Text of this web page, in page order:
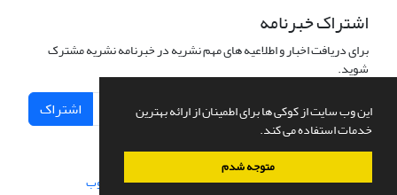
این وب سایت از کوکی ها برای اطمینان از ارائه بهترین
خدمات استفاده می کند.
متوجه شدم
اشتراک خبرنامه
برای دریافت اخبار و اطلاعیه های مهم نشریه در خبرنامه نشریه مشترک
شوید.
اشتراک
سامانه مدیریت نشریات علمی.طراحی و پیاده سازی از سیناوب